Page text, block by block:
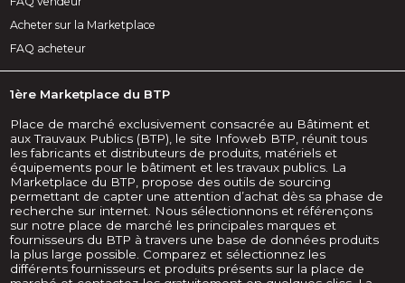
Acheter sur la Marketplace
FAQ acheteur
1ère Marketplace du BTP
Place de marché exclusivement consacrée au Bâtiment et
aux Trauvaux Publics (BTP), le site Infoweb BTP, réunit tous
les fabricants et distributeurs de produits, matériels et
équipements pour le bâtiment et les travaux publics. La
Marketplace du BTP, propose des outils de sourcing
permettant de capter une attention d’achat dès sa phase de
recherche sur internet. Nous sélectionnons et référençons
sur notre place de marché les principales marques et
fournisseurs du BTP à travers une base de données produits
la plus large possible. Comparez et sélectionnez les
différents fournisseurs et produits présents sur la place de